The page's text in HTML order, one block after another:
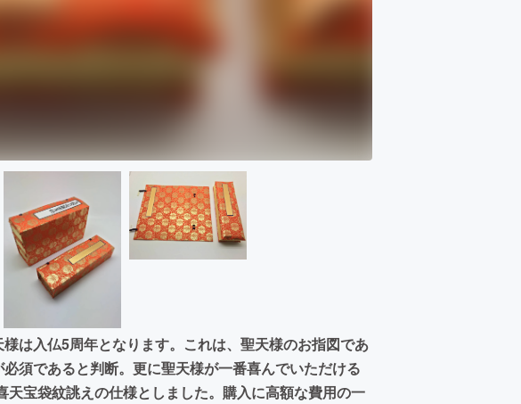
は入仏5周年となります。これは、聖天様のお指図であ
須であると判断。更に聖天様が一番喜んでいただける
宝袋紋誂えの仕様としました。購入に高額な費用の一